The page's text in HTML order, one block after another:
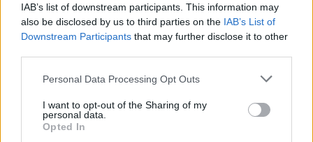
IAB’s list of downstream participants. This information may
also be disclosed by us to third parties on the IAB’s List of
Downstream Participants that may further disclose it to other
Please note that this website/app uses one or more Google
not limited to your visit or usage behaviour. You may click to
grant or deny consent to Google and its third-party tags to
use your data for below specified purposes in below Google
Personal Data Processing Opt Outs
I want to opt-out of the Sharing of my
personal data.
Opted In
4/05/2025 - 1:02μμ